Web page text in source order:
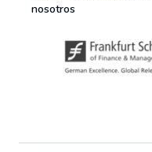
nosotros